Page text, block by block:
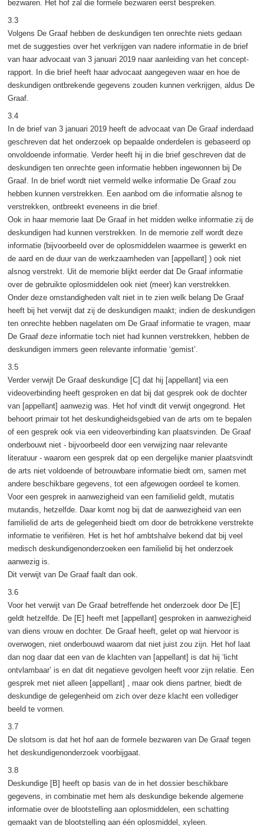
bezwaren. Het hof zal die formele bezwaren eerst bespreken.
3.3
Volgens De Graaf hebben de deskundigen ten onrechte niets gedaan
met de suggesties over het verkrijgen van nadere informatie in de brief
van haar advocaat van 3 januari 2019 naar aanleiding van het concept-
rapport. In die brief heeft haar advocaat aangegeven waar en hoe de
deskundigen ontbrekende gegevens zouden kunnen verkrijgen, aldus De
Graaf.
3.4
In de brief van 3 januari 2019 heeft de advocaat van De Graaf inderdaad
geschreven dat het onderzoek op bepaalde onderdelen is gebaseerd op
onvoldoende informatie. Verder heeft hij in die brief geschreven dat de
deskundigen ten onrechte geen informatie hebben ingewonnen bij De
Graaf. In de brief wordt niet vermeld welke informatie De Graaf zou
hebben kunnen verstrekken. Een aanbod om die informatie alsnog te
verstrekken, ontbreekt eveneens in die brief.
Ook in haar memorie laat De Graaf in het midden welke informatie zij de
deskundigen had kunnen verstrekken. In de memorie zelf wordt deze
informatie (bijvoorbeeld over de oplosmiddelen waarmee is gewerkt en
de aard en de duur van de werkzaamheden van [appellant] ) ook niet
alsnog verstrekt. Uit de memorie blijkt eerder dat De Graaf informatie
over de gebruikte oplosmiddelen ook niet (meer) kan verstrekken.
Onder deze omstandigheden valt niet in te zien welk belang De Graaf
heeft bij het verwijt dat zij de deskundigen maakt; indien de deskundigen
ten onrechte hebben nagelaten om De Graaf informatie te vragen, maar
De Graaf deze informatie toch niet had kunnen verstrekken, hebben de
deskundigen immers geen relevante informatie ‘gemist’.
3.5
Verder verwijt De Graaf deskundige [C] dat hij [appellant] via een
videoverbinding heeft gesproken en dat bij dat gesprek ook de dochter
van [appellant] aanwezig was. Het hof vindt dit verwijt ongegrond. Het
behoort primair tot het deskundigheidsgebied van de arts om te bepalen
of een gesprek ook via een videoverbinding kan plaatsvinden. De Graaf
onderbouwt niet - bijvoorbeeld door een verwijzing naar relevante
literatuur - waarom een gesprek dat op een dergelijke manier plaatsvindt
de arts niet voldoende of betrouwbare informatie biedt om, samen met
andere beschikbare gegevens, tot een afgewogen oordeel te komen.
Voor een gesprek in aanwezigheid van een familielid geldt, mutatis
mutandis, hetzelfde. Daar komt nog bij dat de aanwezigheid van een
familielid de arts de gelegenheid biedt om door de betrokkene verstrekte
informatie te verifiëren. Het is het hof ambtshalve bekend dat bij veel
medisch deskundigenonderzoeken een familielid bij het onderzoek
aanwezig is.
Dit verwijt van De Graaf faalt dan ook.
3.6
Voor het verwijt van De Graaf betreffende het onderzoek door De [E]
geldt hetzelfde. De [E] heeft met [appellant] gesproken in aanwezigheid
van diens vrouw en dochter. De Graaf heeft, gelet op wat hiervoor is
overwogen, niet onderbouwd waarom dat niet juist zou zijn. Het hof laat
dan nog daar dat een van de klachten van [appellant] is dat hij ‘licht
ontvlambaar’ is en dat dit negatieve gevolgen heeft voor zijn relatie. Een
gesprek met niet alleen [appellant] , maar ook diens partner, biedt de
deskundige de gelegenheid om zich over deze klacht een vollediger
beeld te vormen.
3.7
De slotsom is dat het hof aan de formele bezwaren van De Graaf tegen
het deskundigenonderzoek voorbijgaat.
3.8
Deskundige [B] heeft op basis van de in het dossier beschikbare
gegevens, in combinatie met hem als deskundige bekende algemene
informatie over de blootstelling aan oplosmiddelen, een schatting
gemaakt van de blootstelling aan één oplosmiddel, xyleen.